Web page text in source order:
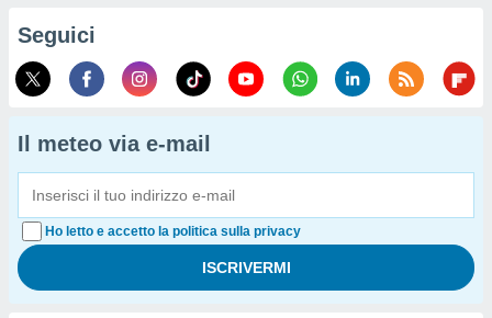
Seguici
Il meteo via e-mail
Ho letto e accetto la politica sulla privacy